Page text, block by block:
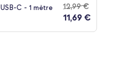
C - 1 mètre
12,99 €
11,69 €